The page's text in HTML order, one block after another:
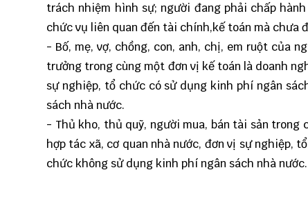
trách nhiệm hình sự; người đang phải chấp
chức vụ liên quan đến tài chính,kế toán mà chưa
- Bố, mẹ, vợ, chồng, con, anh, chị, em ruột của
trưởng trong cùng một đơn vị kế toán là doanh
sự nghiệp, tổ chức có sử dụng kinh phí ngân
sách nhà nước.
- Thủ kho, thủ quỹ, người mua, bán tài sản trong
hợp tác xã, cơ quan nhà nước, đơn vị sự nghiệp,
chức không sử dụng kinh phí ngân sách nhà nước.